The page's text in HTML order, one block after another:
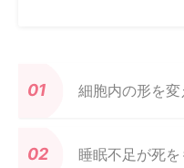
細胞内の形を変
睡眠不足が死